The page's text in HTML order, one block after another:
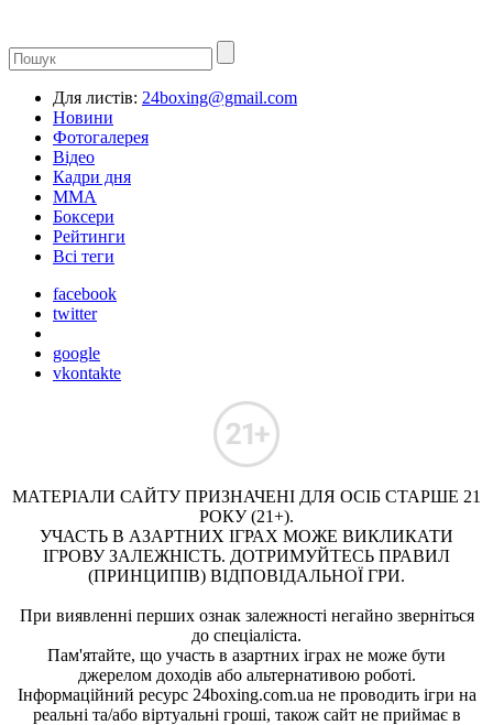
Для листів: 24boxing@gmail.com
Новини
Фотогалерея
Відео
Кадри дня
ММА
Боксери
Рейтинги
Всі теги
facebook
twitter
google
vkontakte
МАТЕРІАЛИ САЙТУ ПРИЗНАЧЕНІ ДЛЯ ОСІБ СТАРШЕ 21
РОКУ (21+).
УЧАСТЬ В АЗАРТНИХ ІГРАХ МОЖЕ ВИКЛИКАТИ
ІГРОВУ ЗАЛЕЖНІСТЬ. ДОТРИМУЙТЕСЬ ПРАВИЛ
(ПРИНЦИПІВ) ВІДПОВІДАЛЬНОЇ ГРИ.
При виявленні перших ознак залежності негайно зверніться
до спеціаліста.
Пам'ятайте, що участь в азартних іграх не може бути
джерелом доходів або альтернативою роботі.
Інформаційний ресурс 24boxing.com.ua не проводить ігри на
реальні та/або віртуальні гроші, також сайт не приймає в